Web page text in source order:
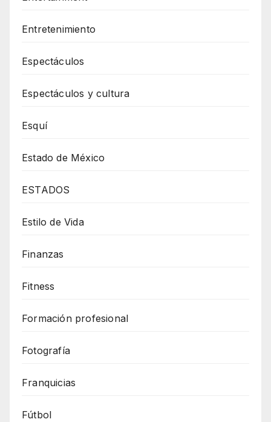
Entretenimiento
Espectáculos
Espectáculos y cultura
Esquí
Estado de México
ESTADOS
Estilo de Vida
Finanzas
Fitness
Formación profesional
Fotografía
Franquicias
Fútbol